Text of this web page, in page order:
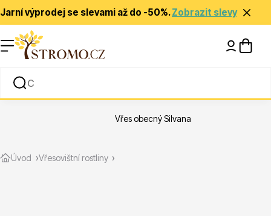
Jarní výprodej se slevami až do -50%.Zobrazit slevy
Rady a tipy
Zlevněné
Úvod Vřesovištní rostliny
Vřes obecný Silvana